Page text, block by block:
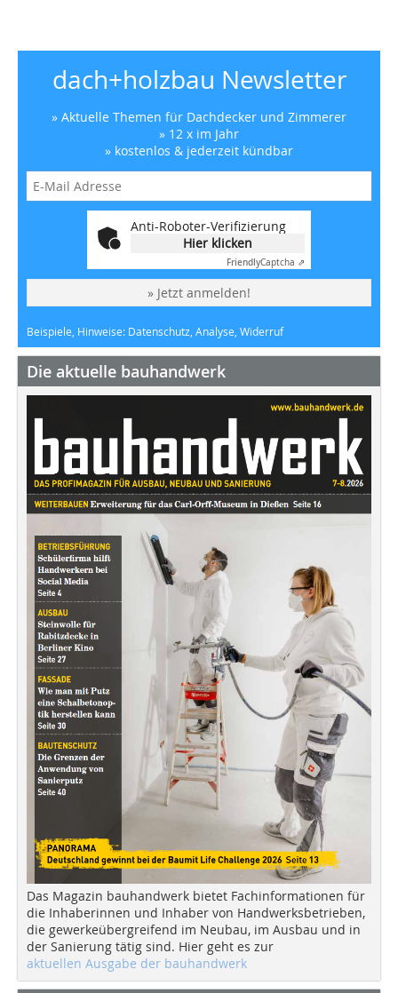
dach+holzbau Newsletter
» Aktuelle Themen für Dachdecker und Zimmerer
» 12 x im Jahr
» kostenlos & jederzeit kündbar
Anti-Roboter-Verifizierung
Hier klicken
FriendlyCaptcha ⇗
» Jetzt anmelden!
Beispiele, Hinweise: Datenschutz, Analyse, Widerruf
Die aktuelle bauhandwerk
Das Magazin bauhandwerk bietet Fachinformationen für
die Inhaberinnen und Inhaber von Handwerksbetrieben,
die gewerkeübergreifend im Neubau, im Ausbau und in
der Sanierung tätig sind. Hier geht es zur
aktuellen Ausgabe der bauhandwerk